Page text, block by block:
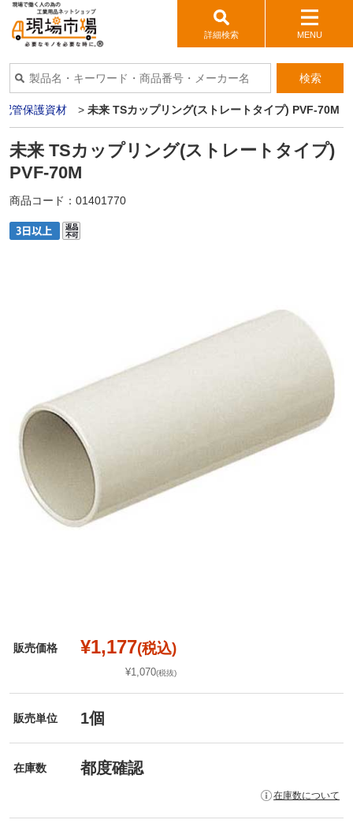
詳細検索 MENU
検索
配管保護資材 > 未来 TSカップリング(ストレートタイプ) PVF-70M
未来 TSカップリング(ストレートタイプ)
PVF-70M
商品コード： 01401770
販売価格 ¥1,177(税込)
¥1,070(税抜)
販売単位 1個
在庫数 都度確認
在庫数について